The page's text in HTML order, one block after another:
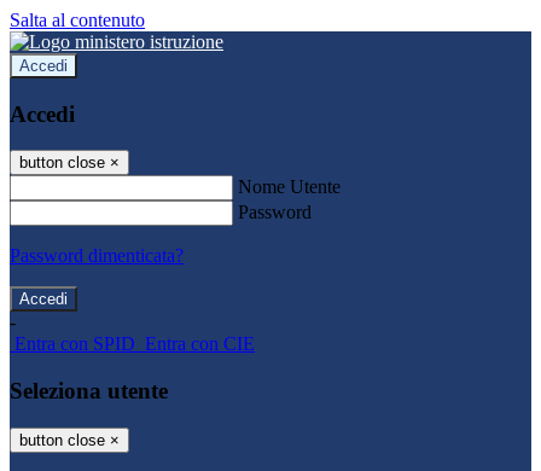
Salta al contenuto
Accedi
Accedi
button close ×
Nome Utente
Password
Password dimenticata?
-
Entra con SPID Entra con CIE
Seleziona utente
button close ×